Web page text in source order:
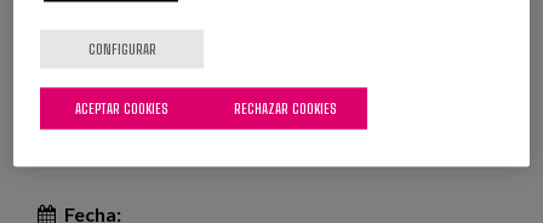
Leer mássobre Webinar cuidAs: El profesional de referencia
en centros
XXI Jornadas profesionales AFAGA
Alzheimer
Fecha:
CONFIGURAR
RECHAZAR COOKIES
ACEPTAR COOKIES